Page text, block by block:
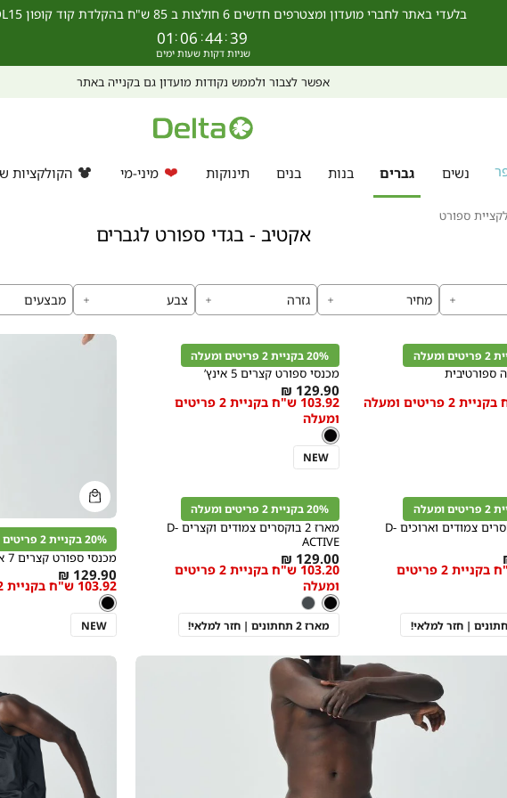
בלעדי באתר לחברי מועדון ומצטרפים חדשים 6 חולצות ב 85 ש"ח בהקלדת קוד קופון SCHOOL15 >>
01 : 06 :44:38
מחפשים מתנה? ניתן לרכוש ולממש גיפט קארד גם באתר >>
נשים גברים בנות בנים תינוקות מיני-מי הקולקציות
אקטיב - בגדי ספורט לגברים
ספורטקולקציית
מחיר גזרה צבע
מבצעים
מידה
ספורטיבית
קנייה
Color
שחור
מידה
הוספה
לסל
20% בקניית 2 פריטים ומעלה
מכנסי ספורט קצרים 5 אינץ’
As
low
as
129.90 ₪
103.92 ש"ח בקניית 2 פריטים
ומעלה
צבע
שחור
שחור
NEW
קנייה
מהירהColor
שחור
הוספה
לסל
20% בקניית 2 פריטים ומעלה
מכנסי ספורט קצרים 7 אינץ’
As
low
as
129.90 ₪
103.92 ש"ח בקניית 2 פריטים ומעלה
צבע
שחור
שחור
NEW
מארז 2 בוקסרים צמודים וארוכים D-
103.20 ש"ח בקניית 2 פריטים
קנייה
Color
שחור
הוספה
לסל
20% בקניית 2 פריטים ומעלה
מארז 2 בוקסרים צמודים וקצרים D-
ACTIVE
As
low
as
129.00 ₪
103.20 ש"ח בקניית 2 פריטים
ומעלה
צבע
שחור
שחורפחם
מארז 2 תחתונים | חזר למלאי!